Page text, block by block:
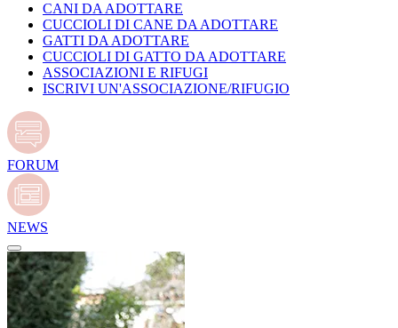
CANI DA ADOTTARE
CUCCIOLI DI CANE DA ADOTTARE
GATTI DA ADOTTARE
CUCCIOLI DI GATTO DA ADOTTARE
ASSOCIAZIONI E RIFUGI
ISCRIVI UN'ASSOCIAZIONE/RIFUGIO
FORUM
NEWS